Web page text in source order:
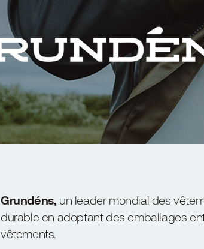
Grundéns,un leader mondial des
durable en adoptant des emballages
vêtements.